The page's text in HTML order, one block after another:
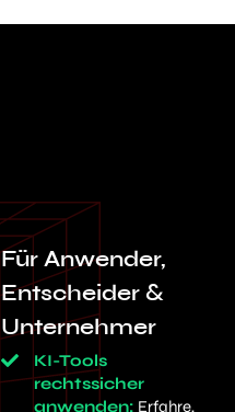
Für Anwender,
Entscheider &
Unternehmer
KI-Tools
rechtssicher
anwenden: Erfahre,